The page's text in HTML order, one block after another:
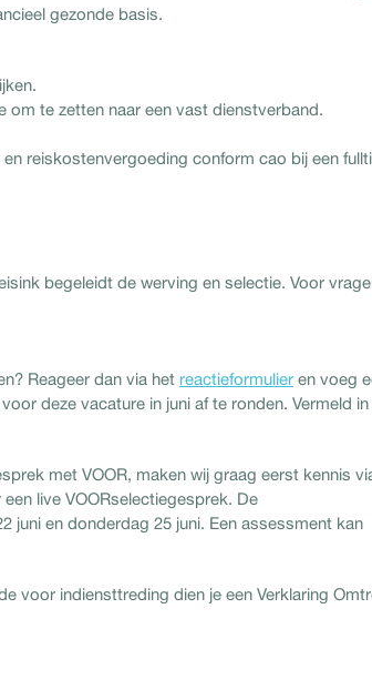
gezonde basis.
te zetten naar een vast dienstverband.
reiskostenvergoeding conform cao bij een
begeleidt de werving en selectie. Voor
Reageer dan via het reactieformulier en voeg
deze vacature in juni af te ronden. Vermeld in
met VOOR, maken wij graag eerst kennis
live VOORselectiegesprek. De
juni en donderdag 25 juni. Een assessment kan
voor indiensttreding dien je een Verklaring